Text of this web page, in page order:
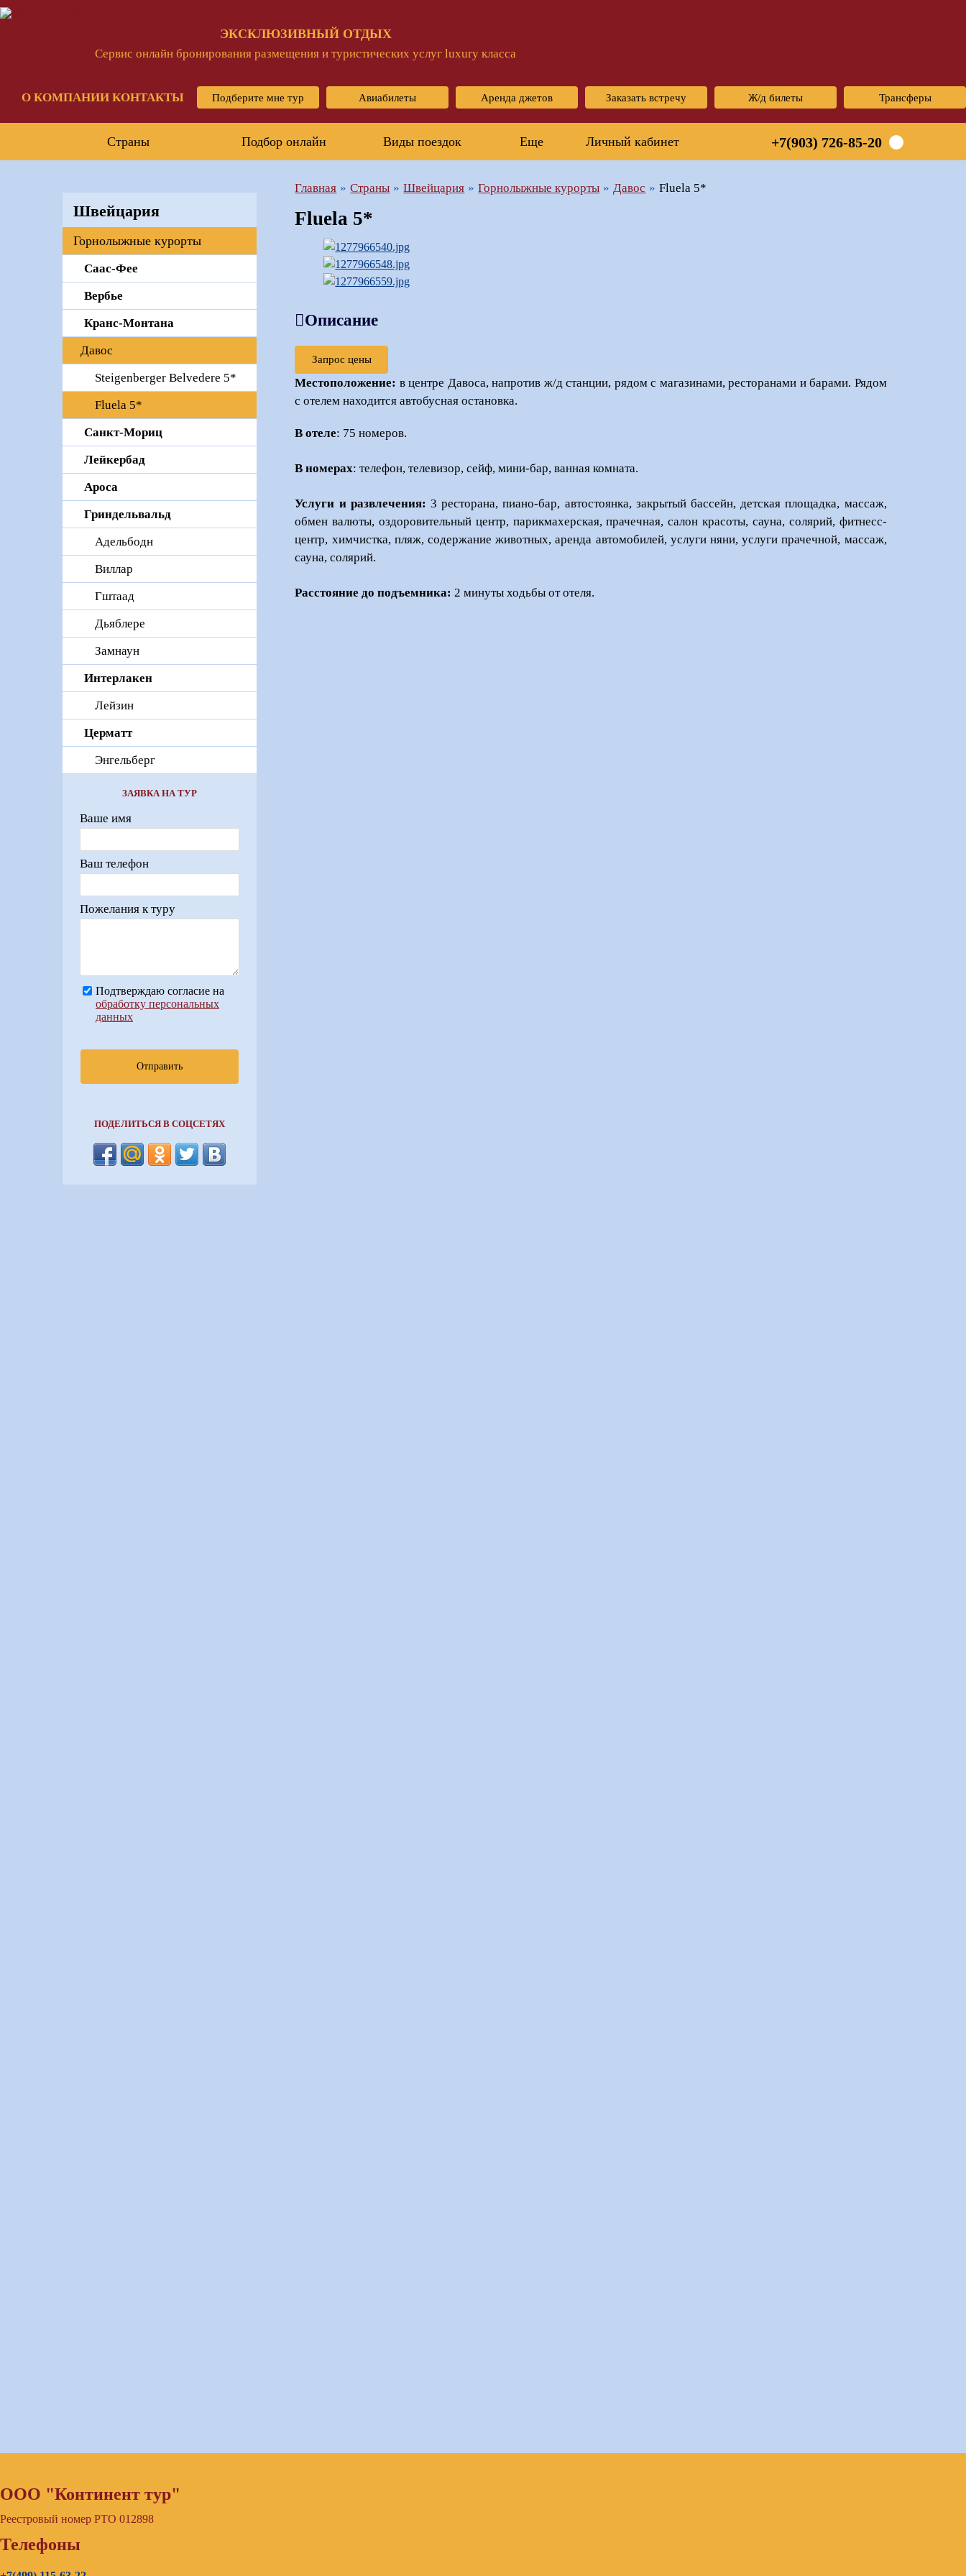
ЭКСКЛЮЗИВНЫЙ ОТДЫХ
Сервис онлайн бронирования размещения и туристических услуг luxury класса
О КОМПАНИИ КОНТАКТЫ Подберите мне тур Авиабилеты Аренда джетов Заказать встречу Ж/д билеты Трансферы
Страны Подбор онлайн Виды поездок Еще Личный кабинет +7(903) 726-85-20
Главная Страны Швейцария Горнолыжные курорты Давос Fluela 5*
Fluela 5*
Описание
Запрос цены
Местоположение: в центре Давоса, напротив ж/д станции, рядом с магазинами, ресторанами и барами. Рядом
с отелем находится автобусная остановка.
В отеле: 75 номеров.
В номерах: телефон, телевизор, сейф, мини-бар, ванная комната.
Услуги и развлечения: 3 ресторана, пиано-бар, автостоянка, закрытый бассейн, детская площадка, массаж,
обмен валюты, оздоровительный центр, парикмахерская, прачечная, салон красоты, сауна, солярий, фитнесс-
центр, химчистка, пляж, содержание животных, аренда автомобилей, услуги няни, услуги прачечной, массаж,
сауна, солярий.
Расстояние до подъемника:2 минуты ходьбы от отеля.
Швейцария
Горнолыжные курорты
Саас-Феe
Вербье
Кранc-Монтана
Давос
Steigenberger Belvedere 5*
Fluela 5*
Санкт-Мориц
Лейкербад
Ароcа
Гриндельвальд
Адельбодн
Виллар
Гштаад
Дьяблере
Замнаун
Интерлакен
Лейзин
Церматт
Энгельберг
ЗАЯВКА НА ТУР
Ваше имя
Ваш телефон
Пожелания к туру
Подтверждаю согласие на
обработку персональных
данных
Отправить
ПОДЕЛИТЬСЯ В СОЦСЕТЯХ
ООО "Континент тур"
Реестровый номер РТО 012898
Телефоны